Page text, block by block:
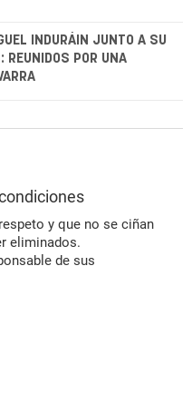
INDURÁIN JUNTO A SU
REUNIDOS POR UNA
y que no se ciñan
eliminados.
de sus